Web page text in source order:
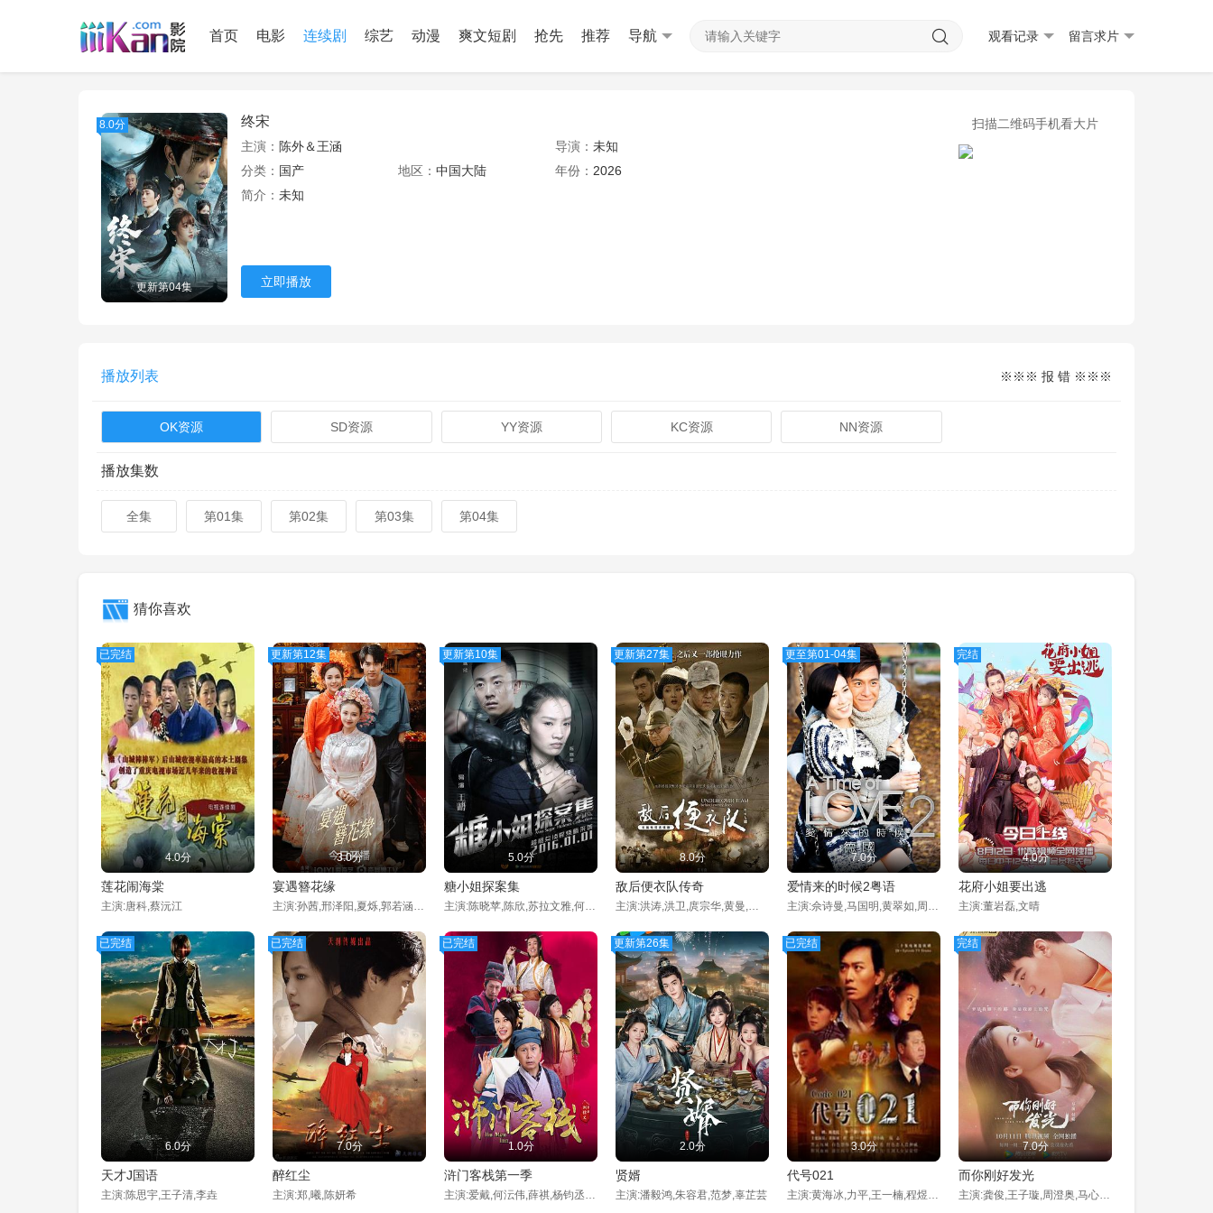
首页 电影 连续剧 综艺 动漫 爽文短剧 抢先 推荐 导航 观看记录 留言求片
8.0分
更新第04集
终宋
主演： 陈外＆王涵 导演： 未知
分类： 国产 地区： 中国大陆 年份： 2026
简介： 未知
立即播放
扫描二维码手机看大片
播放列表 ※※※ 报 错 ※※※
OK资源 SD资源 YY资源 KC资源 NN资源
播放集数
全集 第01集 第02集 第03集 第04集
猜你喜欢
已完结
4.0分
莲花闹海棠
主演:唐科,蔡沅江
更新第12集
3.0分
宴遇簪花缘
主演:孙茜,邢泽阳,夏烁,郭若涵,谢雷
更新第10集
5.0分
糖小姐探案集
主演:陈晓苹,陈欣,苏拉文雅,何李宁,刘晋钊,贾君刚,彭梓洋
更新第27集
8.0分
敌后便衣队传奇
主演:洪涛,洪卫,庹宗华,黄曼,关亚军,时光,姜寒,夏侯镔
更至第01-04集
7.0分
爱情来的时候2粤语
主演:佘诗曼,马国明,黄翠如,周柏豪,,黄浩然
完结
4.0分
花府小姐要出逃
主演:董岩磊,文晴
已完结
6.0分
天才J国语
主演:陈思宇,王子清,李垚
已完结
7.0分
醉红尘
主演:郑,曦,陈妍希
已完结
1.0分
浒门客栈第一季
主演:爱戴,何沄伟,薛祺,杨钧丞,王禛
更新第26集
2.0分
贤婿
主演:潘毅鸿,朱容君,范梦,辜芷芸
已完结
3.0分
代号021
主演:黄海冰,力平,王一楠,程煜,安泽豪
完结
7.0分
而你刚好发光
主演:龚俊,王子璇,周澄奥,马心瑞,刘剑羽,陈梦希,郭佳伊,陈鹏万里,钟文斌,杨子龙,张博之,彭必瑶